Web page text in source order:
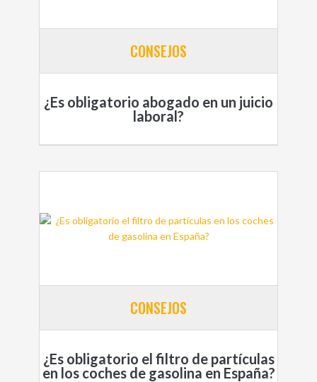
CONSEJOS
¿Es obligatorio abogado en un juicio
laboral?
CONSEJOS
¿Es obligatorio el filtro de partículas
en los coches de gasolina en España?